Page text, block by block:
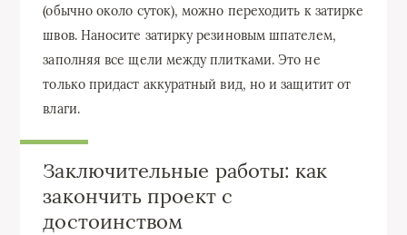
(обычно около суток), можно переходить к затирке
швов. Наносите затирку резиновым шпателем,
заполняя все щели между плитками. Это не
только придаст аккуратный вид, но и защитит от
влаги.
Заключительные работы: как
закончить проект с
достоинством